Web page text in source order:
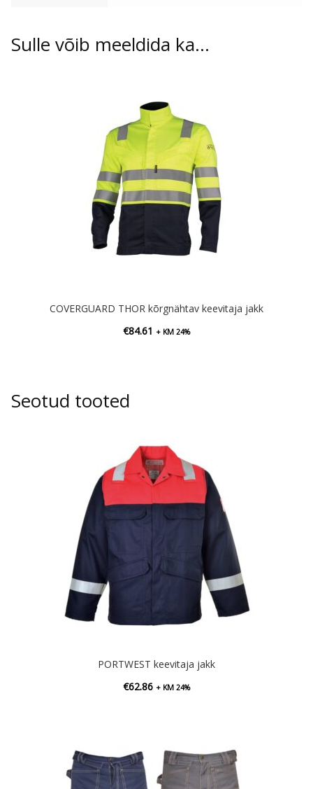
Sulle võib meeldida ka…
COVERGUARD THOR kõrgnähtav keevitaja jakk
€84.61 + KM 24%
Seotud tooted
PORTWEST keevitaja jakk
€62.86 + KM 24%